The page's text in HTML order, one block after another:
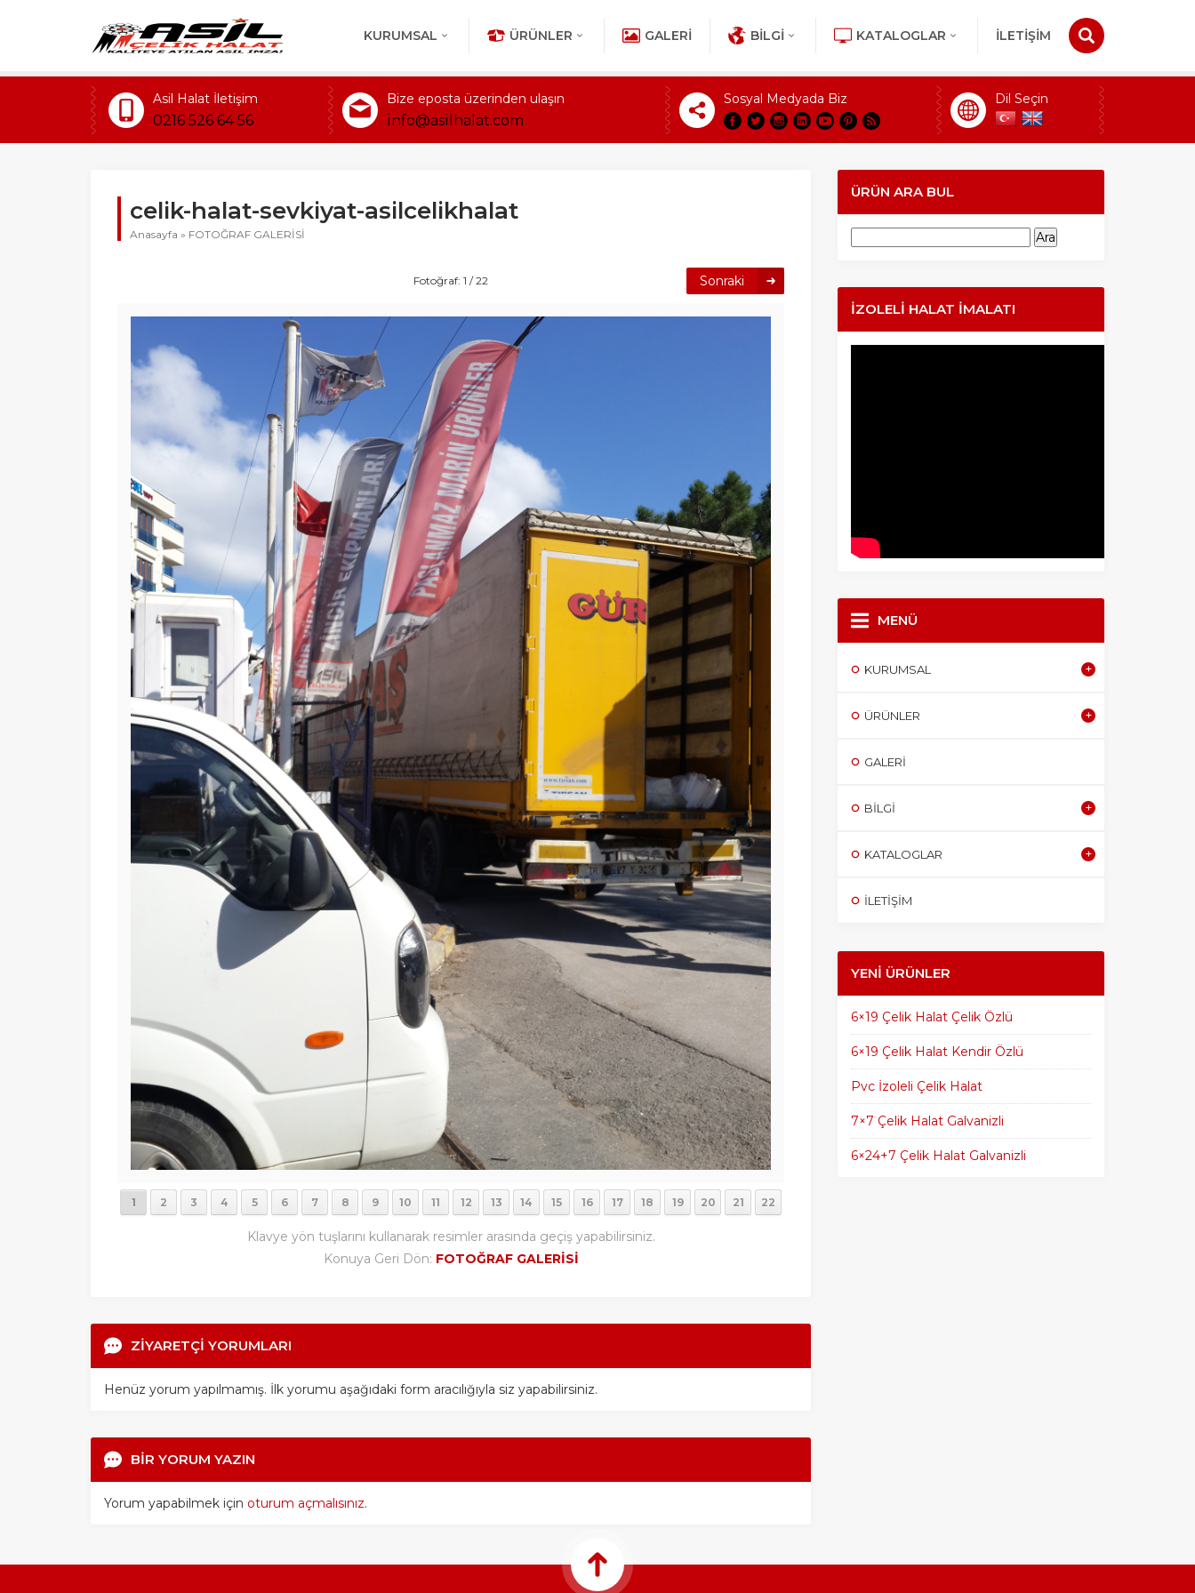
KURUMSAL ÜRÜNLER GALERI BILGI KATALOGLAR İLETİŞİM
Asil Halat İletişim
0216 526 64 56
Bize eposta üzerinden ulaşın
info@asilhalat.com
Sosyal Medyada Biz Dil Seçin
celik-halat-sevkiyat-asilcelikhalat
Anasayfa » FOTOĞRAF GALERİSİ
Fotoğraf: 1 / 22 Sonraki
1 2 3 4 5 6 7 8 9 10 11 12 13 14 15 16 17 18 19 20 21 22
Klavye yön tuşlarını kullanarak resimler arasında geçiş yapabilirsiniz.
Konuya Geri Dön: FOTOĞRAF GALERİSİ
ZİYARETÇİ YORUMLARI
Henüz yorum yapılmamış. İlk yorumu aşağıdaki form aracılığıyla siz yapabilirsiniz.
BİR YORUM YAZIN
Yorum yapabilmek için oturum açmalısınız.
ÜRÜN ARA BUL
İZOLELI HALAT İMALATI
MENÜ
KURUMSAL
ÜRÜNLER
GALERI
BILGI
KATALOGLAR
İLETİŞİM
YENI ÜRÜNLER
6×19 Çelik Halat Çelik Özlü
6×19 Çelik Halat Kendir Özlü
Pvc İzoleli Çelik Halat
7×7 Çelik Halat Galvanizli
6×24+7 Çelik Halat Galvanizli